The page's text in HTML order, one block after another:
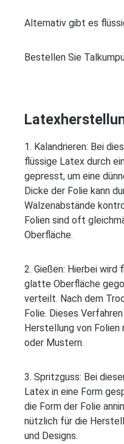
Alternativ gibt es
Bestellen Sie
1. Kalandrieren: Bei
flüssige Latex durch
gepresst, um eine
Dicke der Folie kann
Walzenabstände
Folien sind oft
Oberfläche.
2. Gießen: Hierbei
glatte Oberfläche
verteilt. Nach dem
Folie. Dieses
Herstellung von
oder Mustern.
3. Spritzguss: Bei
Latex in eine Form
die Form der Folie
nützlich für die
und Designs.